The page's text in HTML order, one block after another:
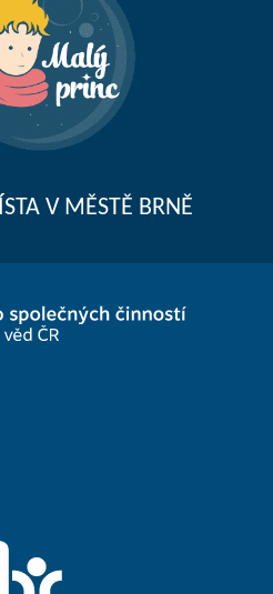
V MĚSTĚ BRNĚ